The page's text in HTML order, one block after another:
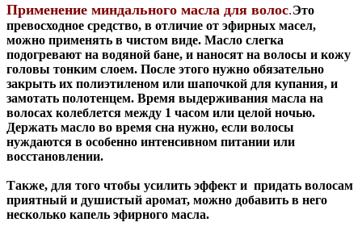
Применение миндального масла для волос.Это
превосходное средство, в отличие от эфирных масел,
можно применять в чистом виде. Масло слегка
подогревают на водяной бане, и наносят на волосы и кожу
головы тонким слоем. После этого нужно обязательно
закрыть их полиэтиленом или шапочкой для купания, и
замотать полотенцем. Время выдерживания масла на
волосах колеблется между 1 часом или целой ночью.
Держать масло во время сна нужно, если волосы
нуждаются в особенно интенсивном питании или
восстановлении.
Также, для того чтобы усилить эффект и придать волосам
приятный и душистый аромат, можно добавить в него
несколько капель эфирного масла.